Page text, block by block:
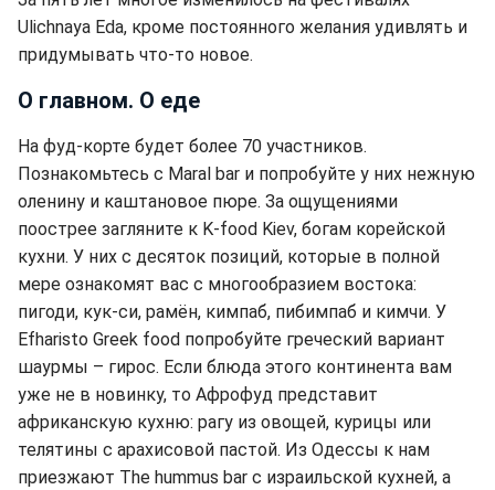
Ulichnaya Eda, кроме постоянного желания удивлять и
придумывать что-то новое.
О главном. О еде
На фуд-корте будет более 70 участников.
Познакомьтесь с Maral bar и попробуйте у них нежную
оленину и каштановое пюре. За ощущениями
поострее загляните к K-food Kiev, богам корейской
кухни. У них с десяток позиций, которые в полной
мере ознакомят вас с многообразием востока:
пигоди, кук-си, рамён, кимпаб, пибимпаб и кимчи. У
Efharisto Greek food попробуйте греческий вариант
шаурмы – гирос. Если блюда этого континента вам
уже не в новинку, то Афрофуд представит
африканскую кухню: рагу из овощей, курицы или
телятины с арахисовой пастой. Из Одессы к нам
приезжают The hummus bar с израильской кухней, а